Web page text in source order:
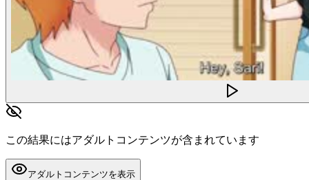
この結果にはアダルトコンテンツが含まれています
アダルトコンテンツを表示